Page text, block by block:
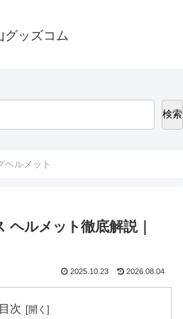
グッズコム
検索
ヘルメット
ヘルメット徹底解説｜
2025.10.23 2026.08.04
目次